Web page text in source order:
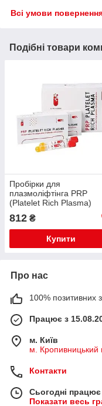
Всі умови
Подібні товари
Пробірки для
плазмоліфтінга PRP
(Platelet Rich Plasma)
процедури, скло - 2
по 8 мл
812 ₴
Купити
Про нас
100% позитивних з
Працює з
м. Київ
м. Кропивницький
Контакти
Сьогодні
Показати весь